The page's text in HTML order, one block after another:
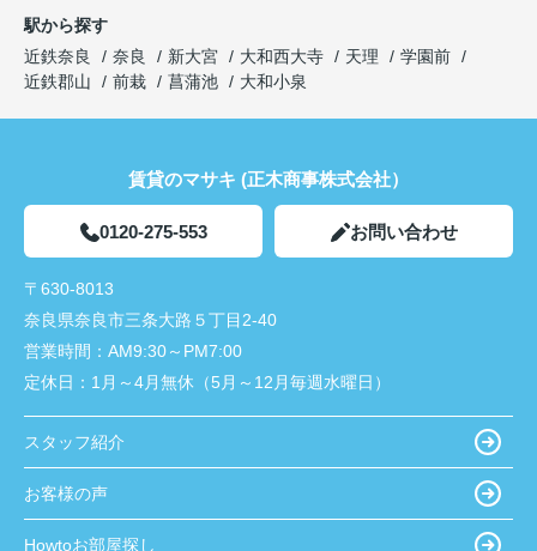
駅から探す
近鉄奈良
奈良 新大宮 大和西大寺 天理
学園前
近鉄郡山
前栽 菖蒲池 大和小泉
賃貸のマサキ (正木商事株式会社）
0120-275-553 お問い合わせ
〒630-8013
奈良県奈良市三条大路５丁目2-40
営業時間： AM9:30～PM7:00
定休日： 1月～4月無休（5月～12月毎週水曜日）
スタッフ紹介
お客様の声
Howtoお部屋探し